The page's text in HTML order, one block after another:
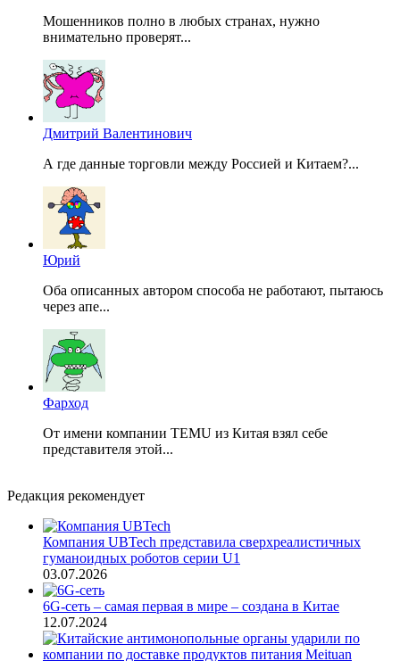
Мошенников полно в любых странах, нужно
внимательно проверят...
Дмитрий Валентинович
А где данные торговли между Россией и Китаем?...
Юрий
Оба описанных автором способа не работают, пытаюсь
через апе...
Фарход
От имени компании TEMU из Китая взял себе
представителя этой...
Редакция рекомендует
Компания UBTech представила сверхреалистичных
гуманоидных роботов серии U1
03.07.2026
6G-сеть – самая первая в мире – создана в Китае
12.07.2024